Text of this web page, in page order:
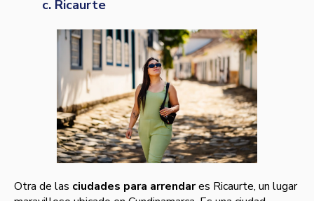
c. Ricaurte
Otra de las ciudades para arrendares Ricaurte, un lugar